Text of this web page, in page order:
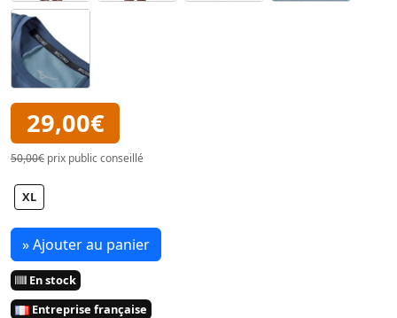
29,00€
50,00€ prix public conseillé
XL
» Ajouter au panier
En stock
Entreprise française